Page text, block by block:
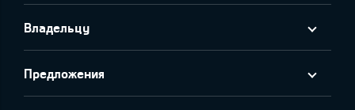
Владельцу
Предложения